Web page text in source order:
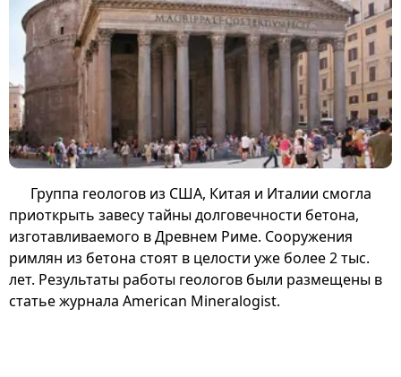
Группа геологов из США, Китая и Италии смогла
приоткрыть завесу тайны долговечности бетона,
изготавливаемого в Древнем Риме. Сооружения
римлян из бетона стоят в целости уже более 2 тыс.
лет. Результаты работы геологов были размещены в
статье журнала American Mineralogist.